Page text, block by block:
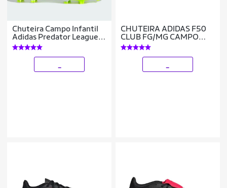
Chuteira Campo Infantil
Adidas Predator League
Língua Dobrável
CHUTEIRA ADIDAS F50
CLUB FG/MG CAMPO
MASCULINA